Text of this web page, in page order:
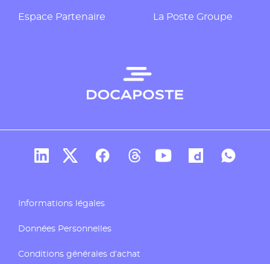
Espace Partenaire La Poste Groupe
Compte Linkedin de Docaposte
Compte X de Docaposte
Compte Facebook de Docaposte
Compte Threads de
Compte Youtube de
CompteCompte
Informations légales
Données Personnelles
Conditions générales d’achat